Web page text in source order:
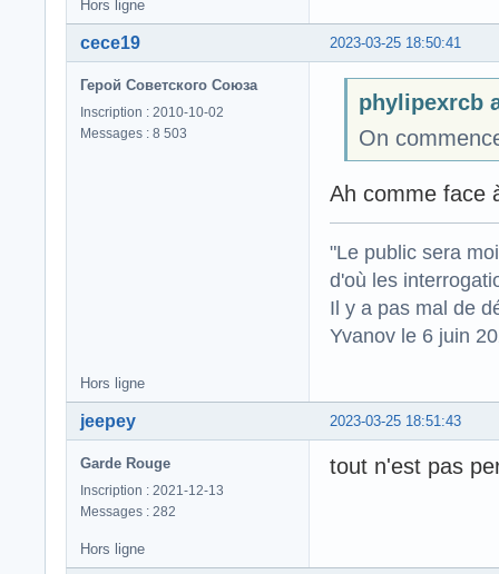
Hors ligne
2023-03-25 18:50:41
cece19
Герой Советского Союза
Inscription : 2010-10-02
Messages : 8 503
phylipexrcb
On
Ah comme face
"Le public sera
d'où les
Il y a pas mal de
Yvanov le 6 juin
Hors ligne
2023-03-25 18:51:43
jeepey
Garde Rouge
Inscription : 2021-12-13
Messages : 282
tout n'est pas
Hors ligne